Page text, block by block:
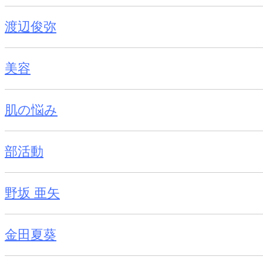
渡辺俊弥
美容
肌の悩み
部活動
野坂 亜矢
金田夏葵